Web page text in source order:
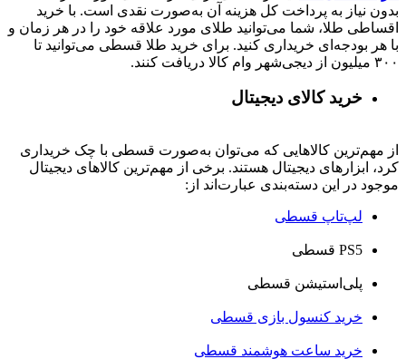
بدون نیاز به پرداخت کل هزینه آن به‌صورت نقدی است. با خرید
اقساطی طلا، شما می‌توانید طلای مورد علاقه خود را در هر زمان و
با هر بودجه‌ای خریداری کنید. برای خرید طلا قسطی می‌توانید تا
۳۰۰ میلیون از دیجی‌شهر وام کالا دریافت کنند.
خرید کالای دیجیتال
از مهم‌ترین کالاهایی که می‌توان به‌صورت قسطی با چک خریداری
کرد، ابزارهای دیجیتال هستند. برخی از مهم‌ترین کالاهای دیجیتال
موجود در این دسته‌بندی عبارت‌اند از:
لپ‌تاپ قسطی
PS5 قسطی
پلی‌استیشن قسطی
خرید کنسول بازی قسطی
خرید ساعت هوشمند قسطی